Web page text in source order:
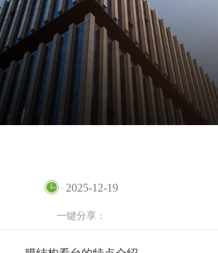
2025-12-19
一键分享：